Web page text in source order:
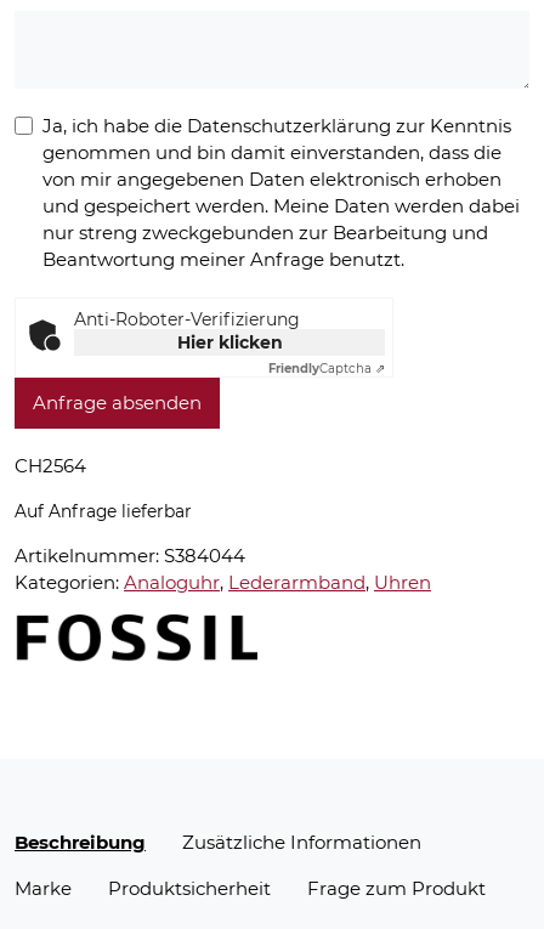
Ja, ich habe die Datenschutzerklärung zur Kenntnis
genommen und bin damit einverstanden, dass die
von mir angegebenen Daten elektronisch erhoben
und gespeichert werden. Meine Daten werden dabei
nur streng zweckgebunden zur Bearbeitung und
Beantwortung meiner Anfrage benutzt.
Anti-Roboter-Verifizierung
Hier klicken
FriendlyCaptcha ⇗
Anfrage absenden
CH2564
Auf Anfrage lieferbar
Artikelnummer: S384044
Kategorien: Analoguhr, Lederarmband, Uhren
Beschreibung
Zusätzliche Informationen
Marke
Produktsicherheit Frage zum Produkt